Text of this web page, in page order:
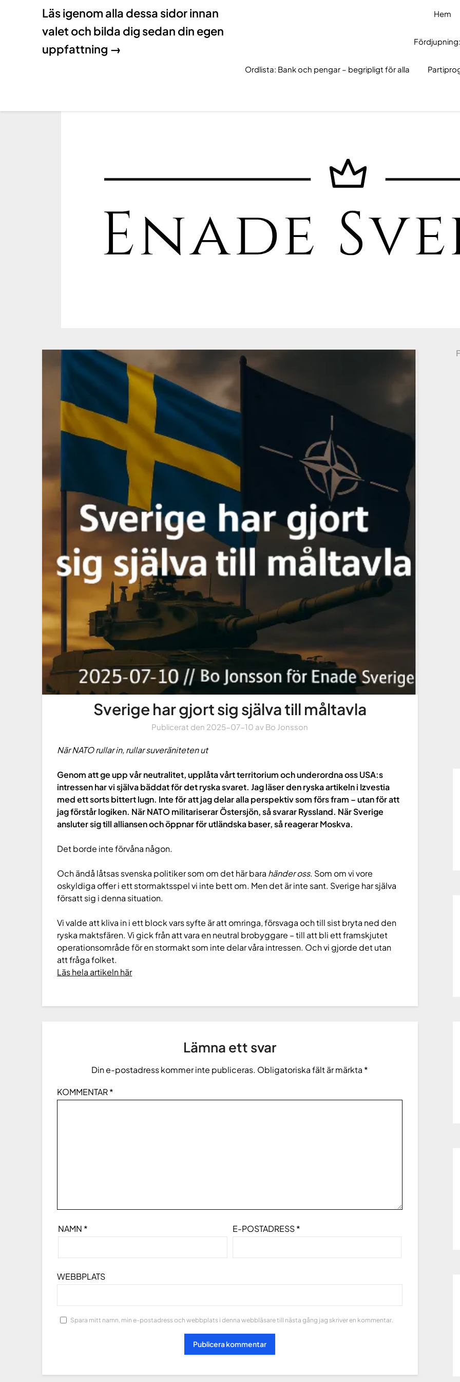
Läs igenom alla dessa sidor innan
valet och bilda dig sedan din egen
uppfattning →
Hem
Ordlista: Bank och pengar – begripligt för alla
Sverige har gjort sig själva till måltavla
Publicerat den 2025-07-10 av Bo Jonsson
När NATO rullar in, rullar suveräniteten ut
Genom att ge upp vår neutralitet, upplåta vårt territorium och underordna oss USA:s
intressen har vi själva bäddat för det ryska svaret. Jag läser den ryska artikeln i Izvestia
med ett sorts bittert lugn. Inte för att jag delar alla perspektiv som förs fram – utan för att
jag förstår logiken. När NATO militariserar Östersjön, så svarar Ryssland. När Sverige
ansluter sig till alliansen och öppnar för utländska baser, så reagerar Moskva.
Det borde inte förvåna någon.
Och ändå låtsas svenska politiker som om det här bara händer oss. Som om vi vore
oskyldiga offer i ett stormaktsspel vi inte bett om. Men det är inte sant. Sverige har själva
försatt sig i denna situation.
Vi valde att kliva in i ett block vars syfte är att omringa, försvaga och till sist bryta ned den
ryska maktsfären. Vi gick från att vara en neutral brobyggare – till att bli ett framskjutet
operationsområde för en stormakt som inte delar våra intressen. Och vi gjorde det utan
att fråga folket.
Läs hela artikeln här
Lämna ett svar
Din e-postadress kommer inte publiceras. Obligatoriska fält är märkta *
KOMMENTAR*
NAMN * E-POSTADRESS*
WEBBPLATS
Spara mitt namn, min e-postadress och webbplats i denna webbläsare till nästa gång jag skriver en kommentar.